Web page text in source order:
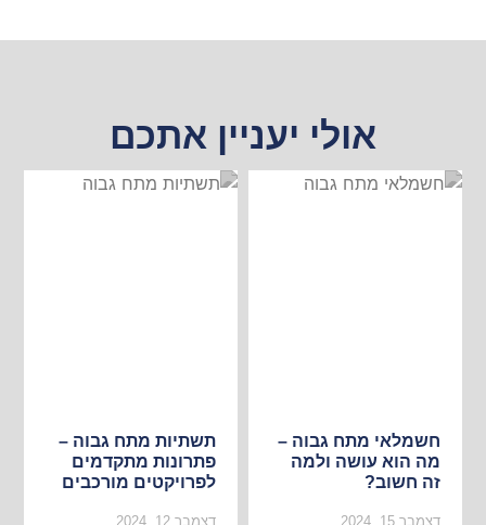
אולי יעניין אתכם
חשמלאי מתח גבוה –
מה הוא עושה ולמה
זה חשוב?
דצמבר 15, 2024
תשתיות מתח גבוה –
פתרונות מתקדמים
לפרויקטים מורכבים
דצמבר 12, 2024